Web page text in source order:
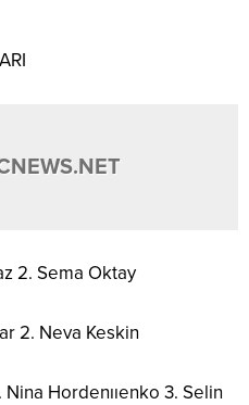
2. Sema Oktay
2. Neva Keskin
Hordenııenko 3. Selin